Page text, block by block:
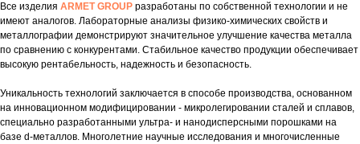
Все изделия ARMET GROUP разработаны по собственной технологии и не
имеют аналогов. Лабораторные анализы физико-химических свойств и
металлографии демонстрируют значительное улучшение качества металла
по сравнению с конкурентами. Стабильное качество продукции обеспечивает
высокую рентабельность, надежность и безопасность.
Уникальность технологий заключается в способе производства, основанном
на инновационном модифицировании - микролегировании сталей и сплавов,
специально разработанными ультра- и нанодисперсными порошками на
базе d-металлов. Многолетние научные исследования и многочисленные